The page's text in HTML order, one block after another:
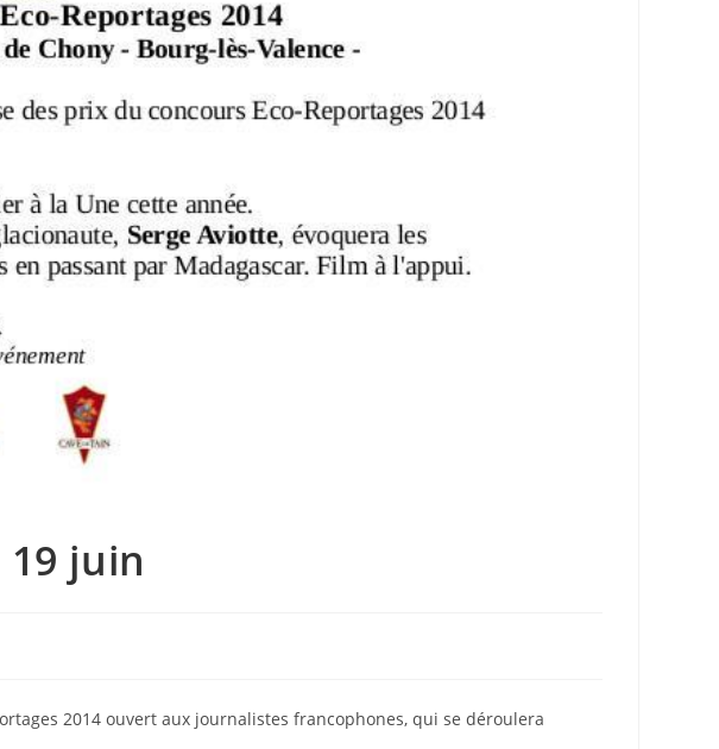
juin
2014 ouvert aux journalistes francophones, qui se déroulera